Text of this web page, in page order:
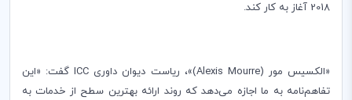
2018 آغاز به کار کند.
«الکسیس مور (Alexis Mourre)»، ریاست دیوان داوری ICCگفت: «این
تفاهم‌­­­نامه به ما اجازه می‌دهد که روند ارائه بهترین سطح از خدمات به